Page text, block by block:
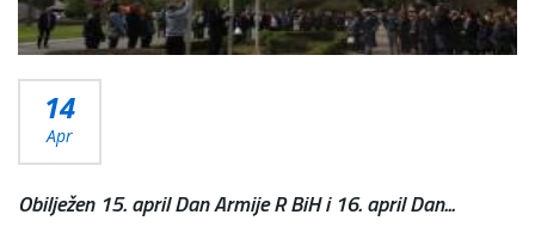
14
Apr
Obilježen 15. april Dan Armije R BiH i 16. april Dan...